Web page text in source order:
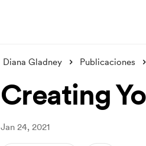
Diana Gladney Publicaciones
Creating
Jan 24, 2021